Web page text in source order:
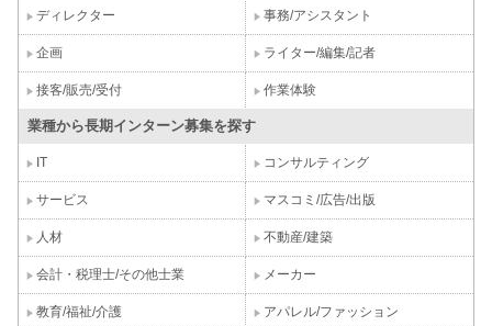
ディレクター 事務/アシスタント
企画 ライター/編集/記者
接客/販売/受付 作業体験
業種から長期インターン募集を探す
IT コンサルティング
サービス マスコミ/広告/出版
人材 不動産/建築
会計・税理士/その他士業 メーカー
教育/福祉/介護 アパレル/ファッション